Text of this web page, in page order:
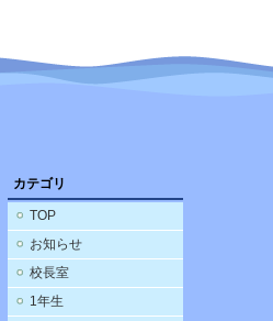
カテゴリ
TOP
お知らせ
校長室
1年生